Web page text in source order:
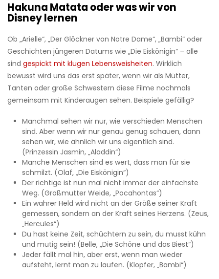
Hakuna Matata oder was wir von
Disney lernen
Ob „Arielle“, „Der Glöckner von Notre Dame“, „Bambi“ oder
Geschichten jüngeren Datums wie „Die Eiskönigin“ – alle
sind gespickt mit klugen Lebensweisheiten. Wirklich
bewusst wird uns das erst später, wenn wir als Mütter,
Tanten oder große Schwestern diese Filme nochmals
gemeinsam mit Kinderaugen sehen. Beispiele gefällig?
Manchmal sehen wir nur, wie verschieden Menschen
sind. Aber wenn wir nur genau genug schauen, dann
sehen wir, wie ähnlich wir uns eigentlich sind.
(Prinzessin Jasmin, „Aladdin“)
Manche Menschen sind es wert, dass man für sie
schmilzt. (Olaf, „Die Eiskönigin“)
Der richtige ist nun mal nicht immer der einfachste
Weg. (Großmutter Weide, „Pocahontas“)
Ein wahrer Held wird nicht an der Größe seiner Kraft
gemessen, sondern an der Kraft seines Herzens. (Zeus,
„Hercules“)
Du hast keine Zeit, schüchtern zu sein, du musst kühn
und mutig sein! (Belle, „Die Schöne und das Biest“)
Jeder fällt mal hin, aber erst, wenn man wieder
aufsteht, lernt man zu laufen. (Klopfer, „Bambi“)